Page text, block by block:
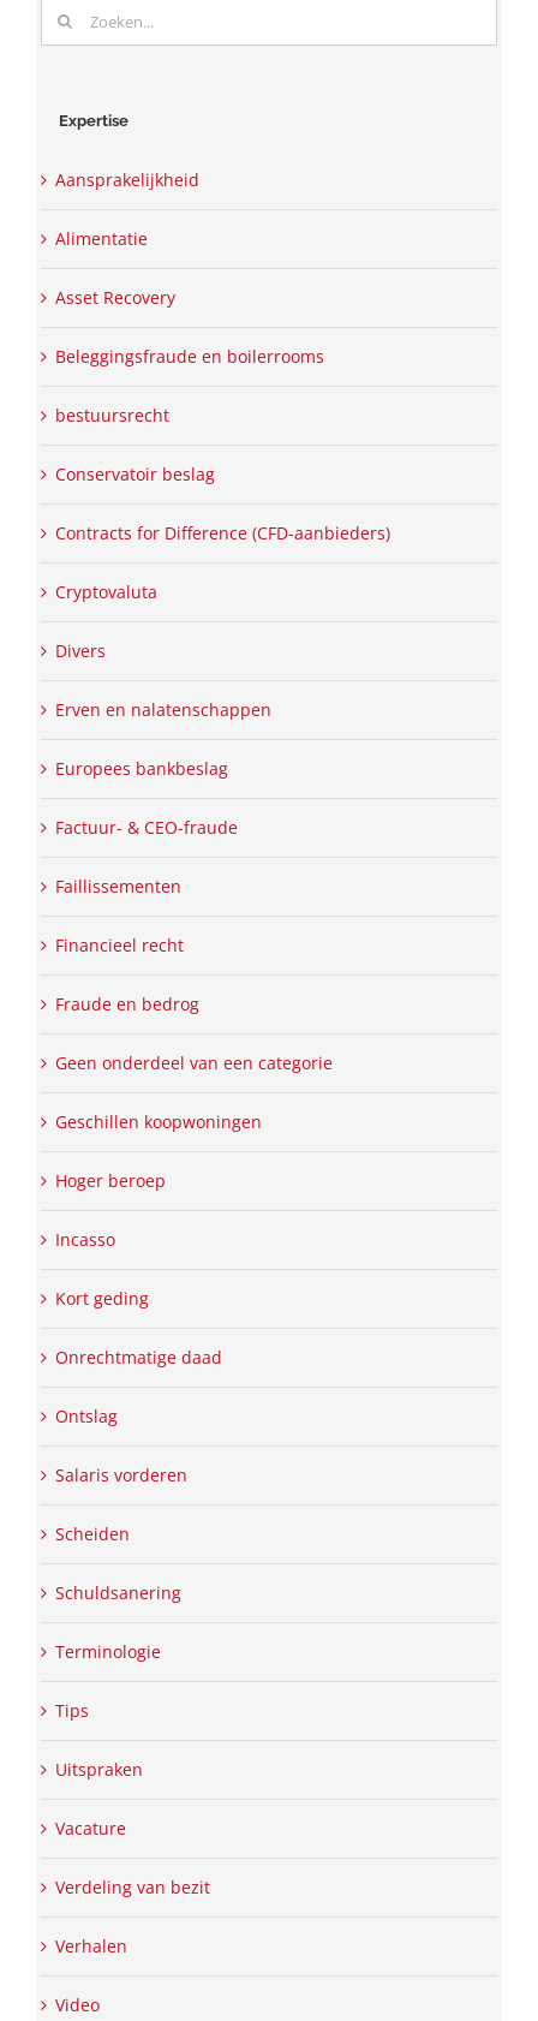
Zoeken
naar:
Expertise
Aansprakelijkheid
Alimentatie
Asset Recovery
Beleggingsfraude en boilerrooms
bestuursrecht
Conservatoir beslag
Contracts for Difference (CFD-aanbieders)
Cryptovaluta
Divers
Erven en nalatenschappen
Europees bankbeslag
Factuur- & CEO-fraude
Faillissementen
Financieel recht
Fraude en bedrog
Geen onderdeel van een categorie
Geschillen koopwoningen
Hoger beroep
Incasso
Kort geding
Onrechtmatige daad
Ontslag
Salaris vorderen
Scheiden
Schuldsanering
Terminologie
Tips
Uitspraken
Vacature
Verdeling van bezit
Verhalen
Video